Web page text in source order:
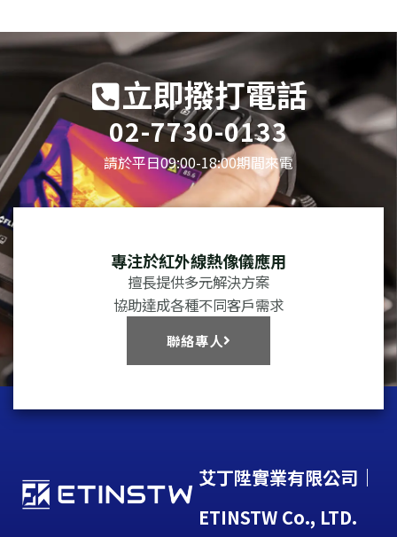
立即撥打電話
02-7730-0133
請於平日09:00-18:00期間來電
專注於紅外線熱像儀應用
擅長提供多元解決方案
協助達成各種不同客戶需求
聯絡專人
艾丁陞實業有限公司｜
ETINSTW Co., LTD.